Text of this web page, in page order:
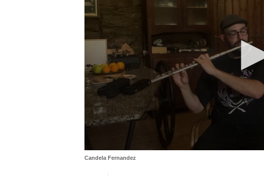
seconds
Candela Fernandez